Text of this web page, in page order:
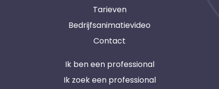
Tarieven
Bedrijfsanimatievideo
Contact
Ik ben een professional
Ik zoek een professional